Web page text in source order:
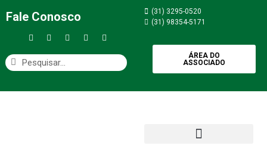
Fale Conosco
(31) 3295-0520
(31) 98354-5171
ÁREA DO
ASSOCIADO